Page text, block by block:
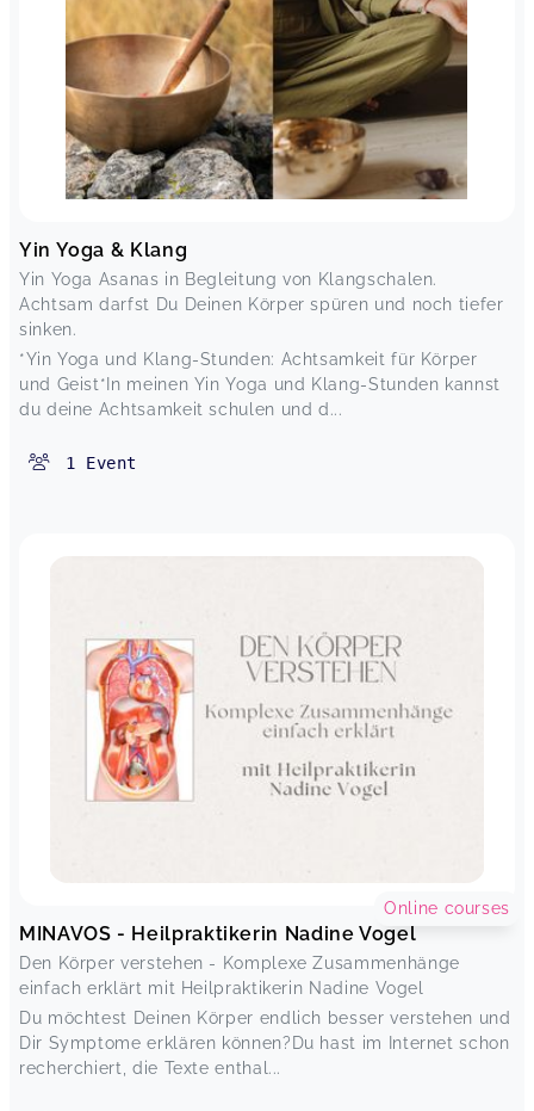
Yin Yoga & Klang
Yin Yoga Asanas in Begleitung von Klangschalen.
Achtsam darfst Du Deinen Körper spüren und noch tiefer
sinken.
*Yin Yoga und Klang-Stunden: Achtsamkeit für Körper
und Geist*In meinen Yin Yoga und Klang-Stunden kannst
du deine Achtsamkeit schulen und d...
1 Event
MINAVOS - Heilpraktikerin Nadine Vogel
Den Körper verstehen - Komplexe Zusammenhänge
einfach erklärt mit Heilpraktikerin Nadine Vogel
Du möchtest Deinen Körper endlich besser verstehen und
Dir Symptome erklären können?Du hast im Internet schon
recherchiert, die Texte enthal...
Online courses